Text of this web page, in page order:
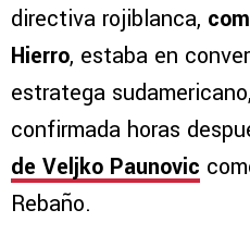
directiva rojiblanca,
Hierro, estaba en
estratega
confirmada horas
de Veljko Paunovic
Rebaño.